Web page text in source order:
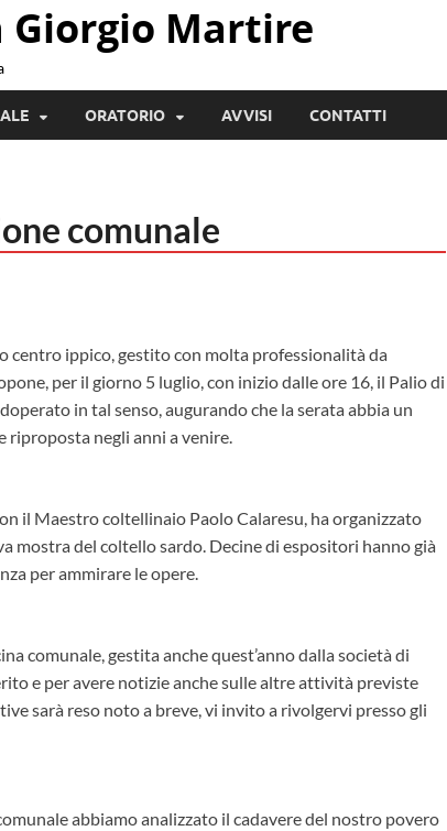
Giorgio Martire
ORATORIO AVVISI CONTATTI
comunale
centro ippico, gestito con molta professionalità da
per il giorno 5 luglio, con inizio dalle ore 16, il Palio di
in tal senso, augurando che la serata abbia un
riproposta negli anni a venire.
il Maestro coltellinaio Paolo Calaresu, ha organizzato
mostra del coltello sardo. Decine di espositori hanno già
per ammirare le opere.
comunale, gestita anche quest’anno dalla società di
e per avere notizie anche sulle altre attività previste
sarà reso noto a breve, vi invito a rivolgervi presso gli
abbiamo analizzato il cadavere del nostro povero